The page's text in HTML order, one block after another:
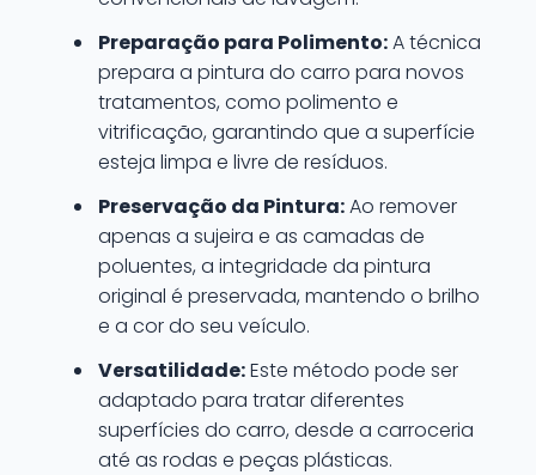
Preparação para Polimento:A técnica
prepara a pintura do carro para novos
tratamentos, como polimento e
vitrificação, garantindo que a superfície
esteja limpa e livre de resíduos.
Preservação da Pintura:Ao remover
apenas a sujeira e as camadas de
poluentes, a integridade da pintura
original é preservada, mantendo o brilho
e a cor do seu veículo.
Versatilidade:Este método pode ser
adaptado para tratar diferentes
superfícies do carro, desde a carroceria
até as rodas e peças plásticas.